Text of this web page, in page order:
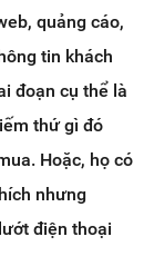
quảng cáo,
tin khách
đoạn cụ thể là
thứ gì đó
Hoặc, họ có
nhưng
điện thoại